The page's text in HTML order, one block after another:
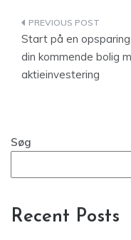
Start på en
din kommende bolig
aktieinvestering
Søg
Recent Posts